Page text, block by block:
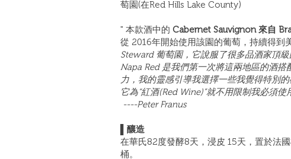
萄園(在Red Hills Lake County)
" 本款酒中的 Cabernet Sauvignon 來自
從 2016年開始使用該園的葡萄，持續得到
Steward 葡萄園，它說服了很多品酒家頂
Napa Red 是我們第一次將這兩地區的酒
力，我的靈感引導我選擇一些我覺得特別
它為“紅酒(Red Wine)”就不用限制我必須
----Peter Franus
▌釀造
在華氏82度發酵8天，浸皮 15天，置於法
桶。